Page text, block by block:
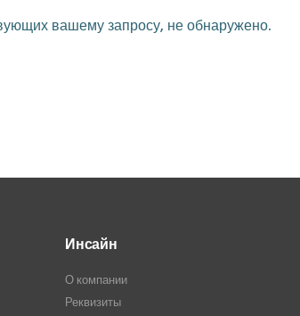
вашему запросу, не обнаружено.
Инсайн
О компании
Реквизиты